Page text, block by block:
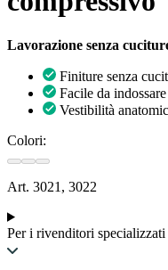
Lavorazione senza
Finiture senza
Facile da
Vestibilità
Colori:
Art. 3021, 3022
Per i rivenditori specializzati